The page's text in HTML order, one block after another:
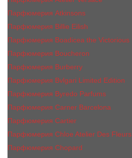
Парфюмерия Atkinsons
Парфюмерия Billie Eilish
Парфюмерия Boadicea the Victorious
Парфюмерия Boucheron
Парфюмерия Burberry
Парфюмерия Bvlgari Limited Edition
Парфюмерия Byredo Parfums
Парфюмерия Carner Barcelona
Парфюмерия Cartier
Парфюмерия Chloe Atelier Des Fleurs
Парфюмерия Сhopard